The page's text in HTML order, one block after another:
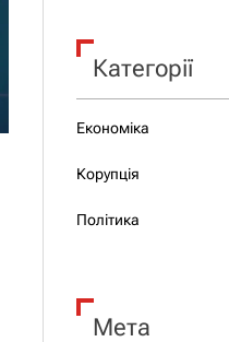
Категорії
Економіка
Корупція
Політика
Мета